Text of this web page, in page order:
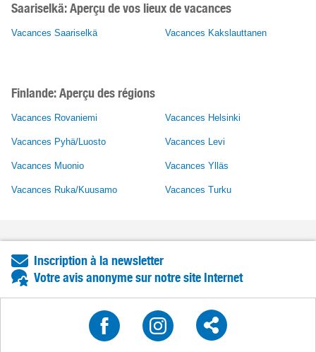
Saariselkä:Aperçu de vos lieux de vacances
Vacances Saariselkä Vacances Kakslauttanen
Finlande: Aperçu des régions
Vacances Rovaniemi Vacances Helsinki
Vacances Pyhä/Luosto Vacances Levi
Vacances Muonio Vacances Ylläs
Vacances Ruka/Kuusamo Vacances Turku
Inscription à la newsletter
Votre avis anonyme sur notre site Internet